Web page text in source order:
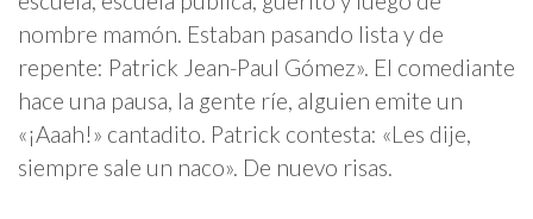
nombre mamón. Estaban pasando lista y de
repente: Patrick Jean-Paul Gómez». El comediante
hace una pausa, la gente ríe, alguien emite un
«¡Aaah!» cantadito. Patrick contesta: «Les dije,
siempre sale un naco». De nuevo risas.